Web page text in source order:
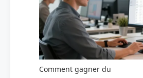
Comment gagner du